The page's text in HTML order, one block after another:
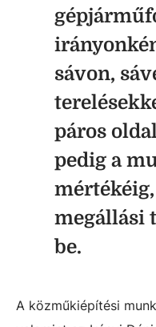
sávon,
páros
pedig a
megállási
be.
A közműkiépítési